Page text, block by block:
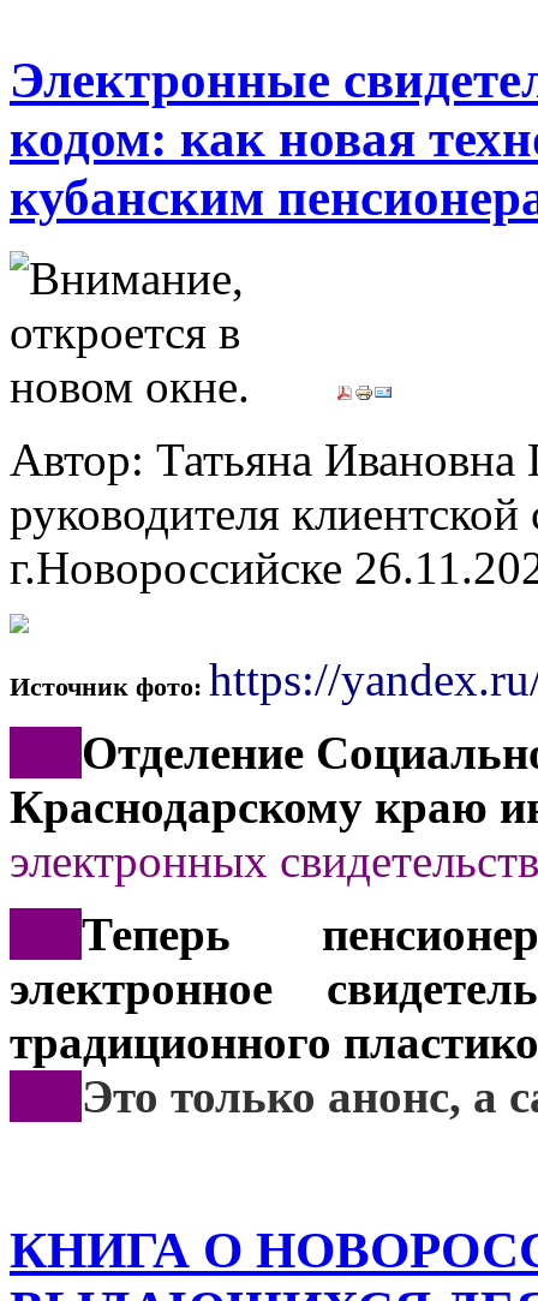
Электронные
кодом: как новая
кубанским
Автор: Татьяна
руководителя
г.Новороссийске
Источник фото: https://
Отделение
Краснодарскому краю
электронных
Теперь
электронное
традиционного
Это только анонс, а
КНИГА О